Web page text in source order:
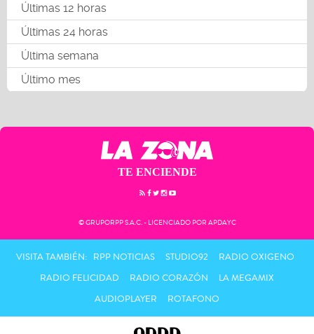
Últimas 12 horas
Últimas 24 horas
Última semana
Último mes
TE ENCIENDE
© GRUPORPP S.A.C. - LICENCIADO POR APDAYC
VISITA TAMBIÉN: RPP NOTICIAS STUDIO92
RADIO OXIGENO
RADIO FELICIDAD
RADIO CORAZÓN
LA MEGAMIX
AUDIOPLAYER
ROTAFONO